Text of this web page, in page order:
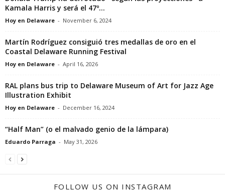
Kamala Harris y será el 47º...
Hoy en Delaware - November 6, 2024
Martín Rodríguez consiguió tres medallas de oro en el
Coastal Delaware Running Festival
Hoy en Delaware - April 16, 2026
RAL plans bus trip to Delaware Museum of Art for Jazz Age
Illustration Exhibit
Hoy en Delaware - December 16, 2024
“Half Man” (o el malvado genio de la lámpara)
Eduardo Parraga - May 31, 2026
FOLLOW US ON INSTAGRAM